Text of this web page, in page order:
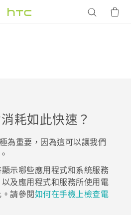
耗如此快速？
為重要，因為這可以讓我們
示哪些應用程式和系統服務
及應用程式和服務所使用電
請參閱如何在手機上檢查電